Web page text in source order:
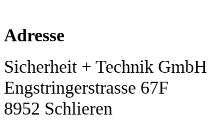
Adresse
Sicherheit + Technik GmbH
Engstringerstrasse 67F
8952 Schlieren